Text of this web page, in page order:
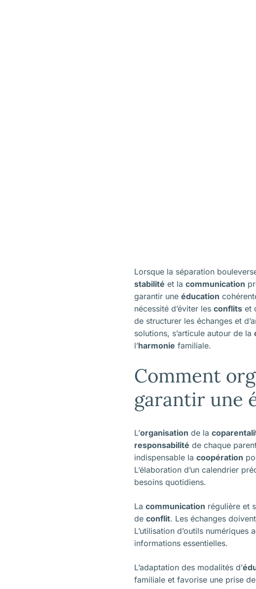
Lorsque la séparation
stabilité et la communication
garantir une éducation
nécessité d’éviter les conflits et
de structurer les échanges et
solutions, s’articule autour de la
l’harmonie familiale.
Comment
garantir une
L’organisation de la
responsabilité de chaque
indispensable la coopération
L’élaboration d’un calendrier
besoins quotidiens.
La communication régulière et
de conflit. Les échanges
L’utilisation d’outils
informations essentielles.
L’adaptation des modalités d’
familiale et favorise une prise de